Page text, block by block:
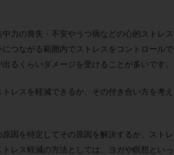
力の喪失・不安やうつ病などの心的ストレス
つながる範囲内でストレスをコントロールで
るくらいダメージを受けることが多いです。
レスを軽減できるか、その付き合い方を考え
因を特定してその原因を解決するか、ストレ
レス軽減の方法としては、ヨガや瞑想といっ